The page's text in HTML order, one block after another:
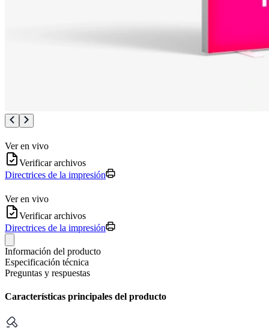
Ver en vivo
Verificar archivos
Directrices de la impresión
Ver en vivo
Verificar archivos
Directrices de la impresión
Información del producto
Especificación técnica
Preguntas y respuestas
Características principales del producto